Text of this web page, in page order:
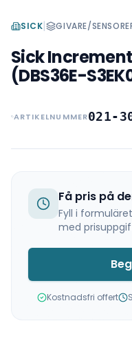
SICK| GIVARE/
Sick
(DBS36E-
ARTIKELNUMMER021-
Få pris på
Fyll i
med
Kostnadsfri offert